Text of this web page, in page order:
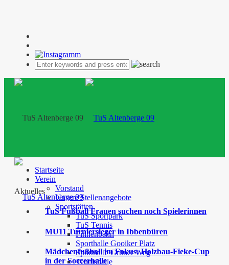
Startseite
Verein
Vorstand
Unsere Stellenangebote
Sportstätten
TuS Sportpark
TuS Tennis
Finnenbahn
Sporthalle Gooiker Platz
Sporthalle Grüner Weg
Tennishalle
Aktuelles
TuS Fußball Frauen suchen noch Spielerinnen
MU11 Turniersieger in Ibbenbüren
Mädchenfußball im Fokus: Holzbau-Fieke-Cup
in der Soccerhalle